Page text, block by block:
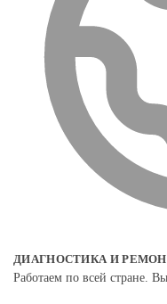
ДИАГНОСТИКА И
Работаем по всей стране.